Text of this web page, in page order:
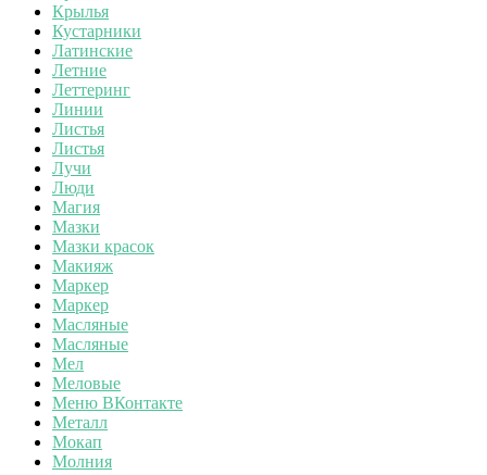
Крылья
Кустарники
Латинские
Летние
Леттеринг
Линии
Листья
Листья
Лучи
Люди
Магия
Мазки
Мазки красок
Макияж
Маркер
Маркер
Масляные
Масляные
Мел
Меловые
Меню ВКонтакте
Металл
Мокап
Молния